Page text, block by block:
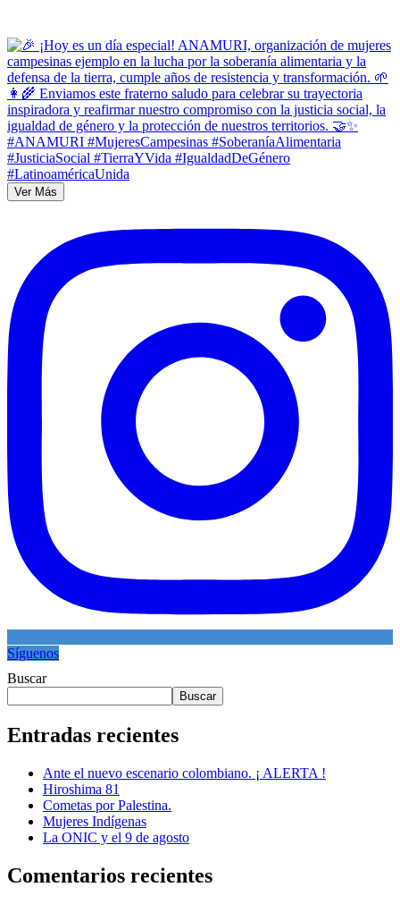
Ver Más
Síguenos
Buscar
Buscar
Entradas recientes
Ante el nuevo escenario colombiano. ¡ ALERTA !
Hiroshima 81
Cometas por Palestina.
Mujeres Indígenas
La ONIC y el 9 de agosto
Comentarios recientes